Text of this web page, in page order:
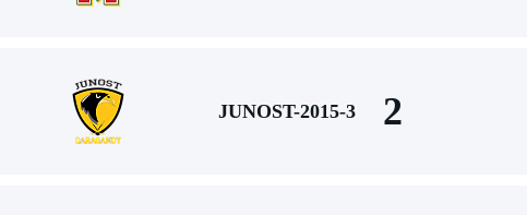
JUNOST-2015-3 2